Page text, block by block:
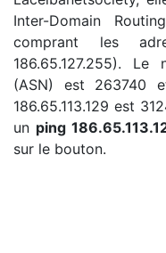
Inter-Domain
comprant les
186.65.127.255).
(ASN) est 263740
186.65.113.129 est
un ping
sur le bouton.